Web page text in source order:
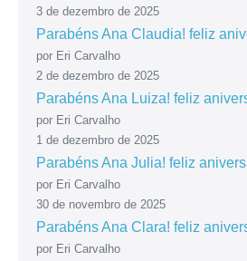
3 de dezembro de 2025
Parabéns Ana Claudia! feliz
por Eri Carvalho
2 de dezembro de 2025
Parabéns Ana Luiza! feliz
por Eri Carvalho
1 de dezembro de 2025
Parabéns Ana Julia! feliz
por Eri Carvalho
30 de novembro de 2025
Parabéns Ana Clara! feliz
por Eri Carvalho